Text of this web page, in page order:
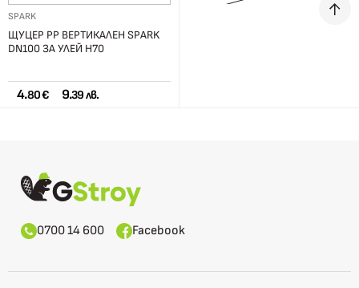
SPARK
ЩУЦЕР PP ВЕРТИКАЛЕН SPARK
DN100 ЗА УЛЕЙ H70
4.80 € 9.39 лв.
0700 14 600 Facebook